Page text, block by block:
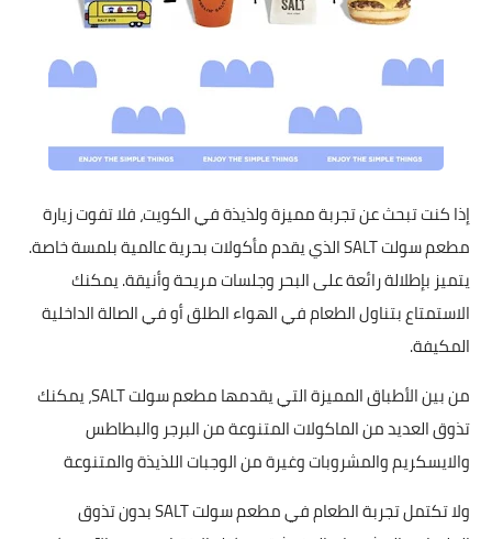
إذا كنت تبحث عن تجربة مميزة ولذيذة في الكويت، فلا تفوت زيارة
مطعم سولت SALT الذي يقدم مأكولات بحرية عالمية بلمسة خاصة.
يتميز بإطلالة رائعة على البحر وجلسات مريحة وأنيقة. يمكنك
الاستمتاع بتناول الطعام في الهواء الطلق أو في الصالة الداخلية
المكيفة.
من بين الأطباق المميزة التي يقدمها مطعم سولت SALT، يمكنك
تذوق العديد من الماكولات المتنوعة من البرجر والبطاطس
والايسكريم والمشروبات وغيرة من الوجبات اللذيذة والمتنوعة
ولا تكتمل تجربة الطعام في مطعم سولت SALT بدون تذوق